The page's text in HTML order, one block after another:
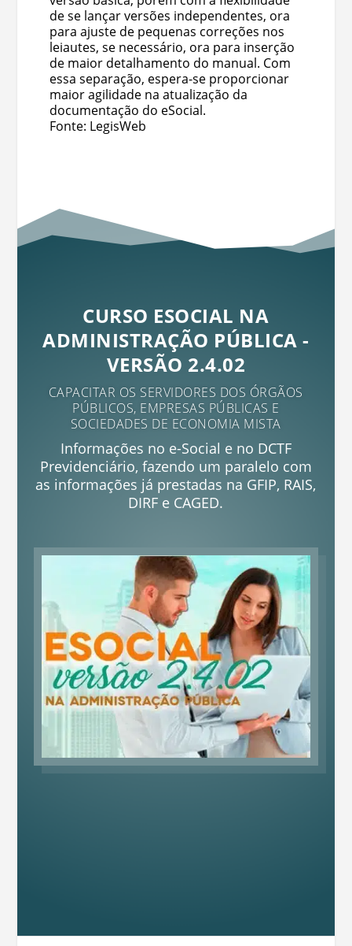
de se lançar versões independentes, ora
para ajuste de pequenas correções nos
leiautes, se necessário, ora para inserção
de maior detalhamento do manual. Com
essa separação, espera-se proporcionar
maior agilidade na atualização da
documentação do eSocial.
Fonte: LegisWeb
CURSO ESOCIAL NA
ADMINISTRAÇÃO PÚBLICA -
VERSÃO 2.4.02
CAPACITAR OS SERVIDORES DOS ÓRGÃOS
PÚBLICOS, EMPRESAS PÚBLICAS E
SOCIEDADES DE ECONOMIA MISTA
Informações no e-Social e no DCTF
Previdenciário, fazendo um paralelo com
as informações já prestadas na GFIP, RAIS,
DIRF e CAGED.